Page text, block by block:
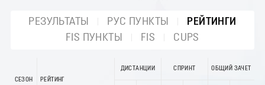
РЕЗУЛЬТАТЫ РУС ПУНКТЫ
РЕЙТИНГИ
FIS ПУНКТЫ
FIS CUPS
СЕЗОН РЕЙТИНГ
ДИСТАНЦИИ СПРИНТ ОБЩИЙ ЗАЧЕТ